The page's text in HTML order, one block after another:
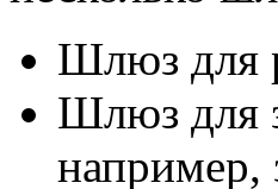
Шлюз для
Шлюз для
например,